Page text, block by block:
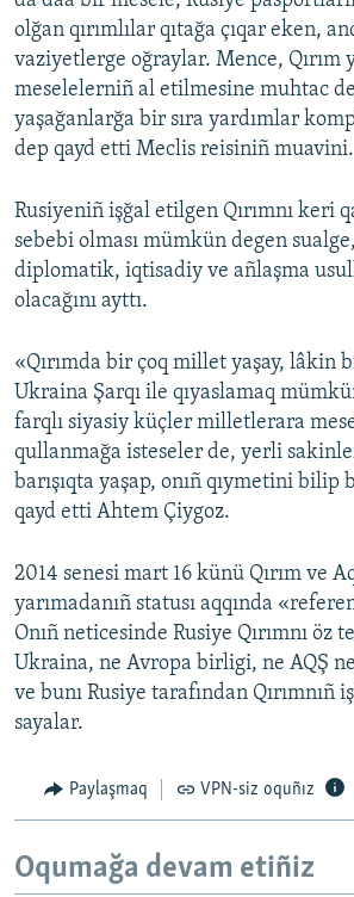
olğan qırımlılar qıtağa çıqar eken,
vaziyetlerge oğraylar. Mence, Qırım
meselelerniñ al etilmesine muhtac
yaşağanlarğa bir sıra yardımlar
dep qayd etti Meclis reisiniñ muavini.
Rusiyeniñ işğal etilgen Qırımnı keri
sebebi olması mümkün degen
diplomatik, iqtisadiy ve añlaşma
olacağını ayttı.
«Qırımda bir çoq millet yaşay, lâkin
Ukraina Şarqı ile qıyaslamaq
farqlı siyasiy küçler milletlerara
qullanmağa isteseler de, yerli
barışıqta yaşap, onıñ qıymetini bilip
qayd etti Ahtem Çiygoz.
2014 senesi mart 16 künü Qırım ve
yarımadanıñ statusı aqqında
Onıñ neticesinde Rusiye Qırımnı öz
Ukraina, ne Avropa birligi, ne AQŞ
ve bunı Rusiye tarafından Qırımnıñ
sayalar.
Paylaşmaq VPN-siz oquñız
Oqumağa devam etiñiz